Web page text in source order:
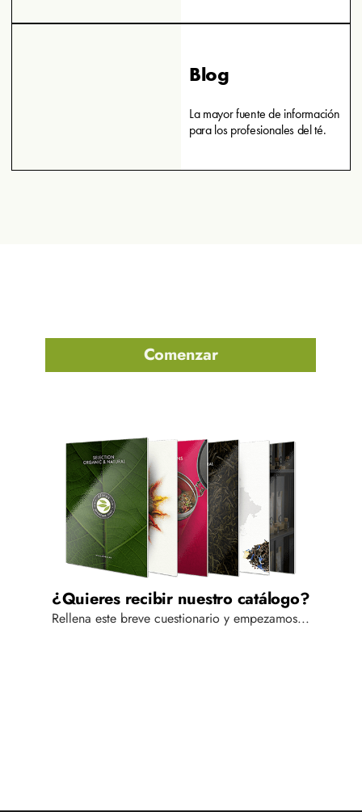
Blog
La mayor fuente de información
para los profesionales del té.